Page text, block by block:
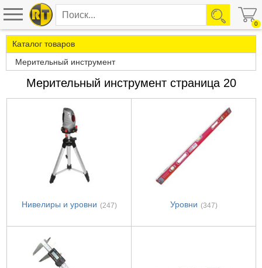
0
Каталог товаров
Мерительный инструмент
Мерительный инструмент страница 20
Нивелиры и уровни (247) Уровни (347)